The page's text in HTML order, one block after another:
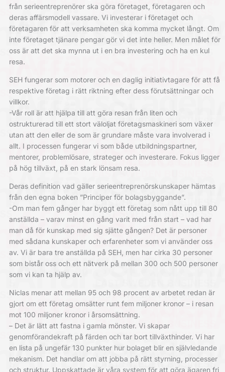
från serieentreprenörer ska göra företaget, företagaren och
deras affärsmodell vassare. Vi investerar i företaget och
företagaren för att verksamheten ska komma mycket långt. Om
inte företaget tjänare pengar gör vi det inte heller. Men målet för
oss är att det ska mynna ut i en bra investering och ha en kul
resa.
SEH fungerar som motorer och en daglig initiativtagare för att få
respektive företag i rätt riktning efter dess förutsättningar och
villkor.
-Vår roll är att hjälpa till att göra resan från liten och
ostrukturerad till ett stort väloljat företagsmaskineri som växer
utan att den eller de som är grundare måste vara involverad i
allt. I processen fungerar vi som både utbildningspartner,
mentorer, problemlösare, strateger och investerare. Fokus ligger
på hög tillväxt, på en stark lönsam resa.
Deras definition vad gäller serieentreprenörskunskaper hämtas
från den egna boken ”Principer för bolagsbyggande”.
-Om man fem gånger har byggt ett företag som nått upp till 80
anställda – varav minst en gång varit med från start – vad har
man då för kunskap med sig sjätte gången? Det är personer
med sådana kunskaper och erfarenheter som vi använder oss
av. Vi är bara tre anställda på SEH, men har cirka 30 personer
som bistår oss och ett nätverk på mellan 300 och 500 personer
som vi kan ta hjälp av.
Niclas menar att mellan 95 och 98 procent av arbetet redan är
gjort om ett företag omsätter runt fem miljoner kronor – i resan
mot 100 miljoner kronor i årsomsättning.
– Det är lätt att fastna i gamla mönster. Vi skapar
genomförandekraft på färden och tar bort tillväxthinder. Vi har
en lista på ungefär 130 punkter hur bolaget blir en självledande
mekanism. Det handlar om att jobba på rätt styrning, processer
och struktur. Uppskattade är våra system för att göra ägaren fri